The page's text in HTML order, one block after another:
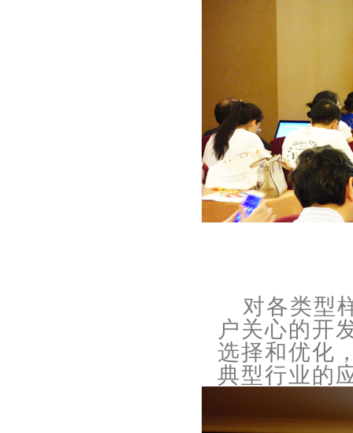
对各类型
户关心的开
选择和优化
典型行业的